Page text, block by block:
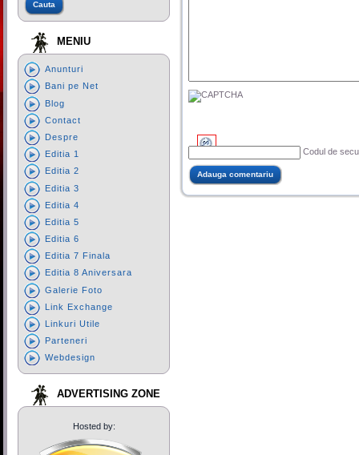
MENIU
Anunturi
Bani pe Net
Blog
Contact
Despre
Editia 1
Editia 2
Editia 3
Editia 4
Editia 5
Editia 6
Editia 7 Finala
Editia 8 Aniversara
Galerie Foto
Link Exchange
Linkuri Utile
Parteneri
Webdesign
ADVERTISING ZONE
Hosted by:
Codul de